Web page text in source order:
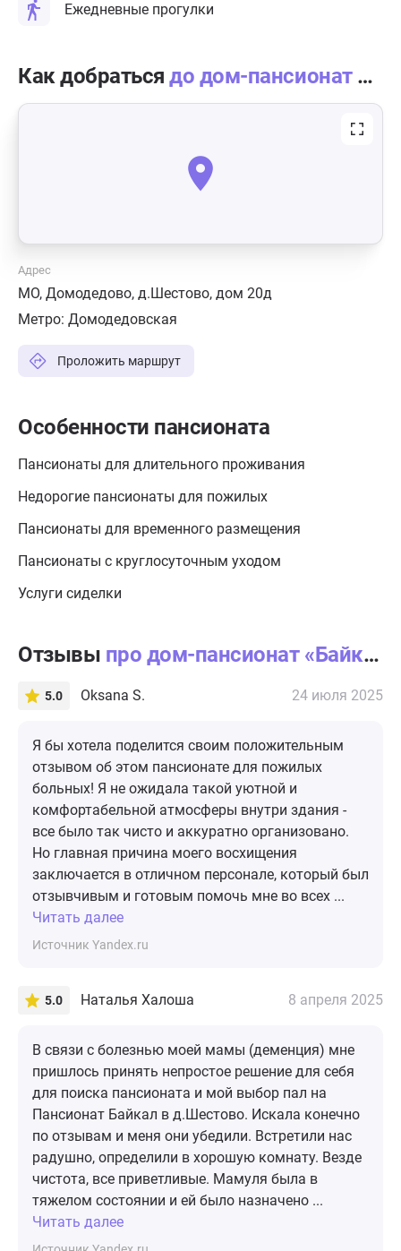
Ежедневные прогулки
Как добратьсядо дом-пансионат «Байкал»
Адрес
МO, Домодедово, д.Шестово, дом 20д
Метро: Домодедовская
Проложить маршрут
Особенности пансионата
Пансионаты для длительного проживания
Недорогие пансионаты для пожилых
Пансионаты для временного размещения
Пансионаты с круглосуточным уходом
Услуги сиделки
Отзывы про дом-пансионат «Байкал»
5.0 Oksana S. 24 июля 2025
Я бы хотела поделится своим положительным
отзывом об этом пансионате для пожилых
больных! Я не ожидала такой уютной и
комфортабельной атмосферы внутри здания -
все было так чисто и аккуратно организовано.
Но главная причина моего восхищения
заключается в отличном персонале, который был
отзывчивым и готовым помочь мне во всех ...
Читать далее
Источник Yandex.ru
5.0 Наталья Халоша 8 апреля 2025
В связи с болезнью моей мамы (деменция) мне
пришлось принять непростое решение для себя
для поиска пансионата и мой выбор пал на
Пансионат Байкал в д.Шестово. Искала конечно
по отзывам и меня они убедили. Встретили нас
радушно, определили в хорошую комнату. Везде
чистота, все приветливые. Мамуля была в
тяжелом состоянии и ей было назначено ...
Читать далее